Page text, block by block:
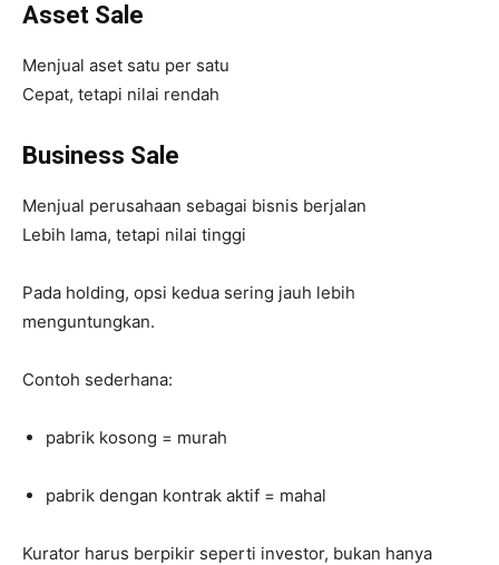
Asset Sale
Menjual aset satu per satu
Cepat, tetapi nilai rendah
Business Sale
Menjual perusahaan sebagai bisnis berjalan
Lebih lama, tetapi nilai tinggi
Pada holding, opsi kedua sering jauh lebih
menguntungkan.
Contoh sederhana:
pabrik kosong = murah
pabrik dengan kontrak aktif = mahal
Kurator harus berpikir seperti investor, bukan hanya